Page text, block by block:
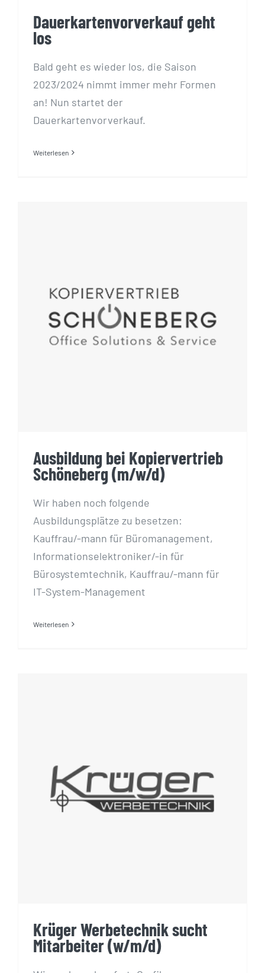
Dauerkartenvorverkauf geht
los
Bald geht es wieder los, die Saison
2023/2024 nimmt immer mehr Formen
an! Nun startet der
Dauerkartenvorverkauf.
Weiterlesen
Ausbildung bei Kopiervertrieb
Schöneberg (m/w/d)
Ausbildung bei Kopiervertrieb
Schöneberg (m/w/d)
Wir haben noch folgende
Ausbildungsplätze zu besetzen:
Kauffrau/-mann für Büromanagement,
Informationselektroniker/-in für
Bürosystemtechnik, Kauffrau/-mann für
IT-System-Management
Weiterlesen
Krüger Werbetechnik sucht
Mitarbeiter (w/m/d)
Krüger Werbetechnik sucht
Mitarbeiter (w/m/d)